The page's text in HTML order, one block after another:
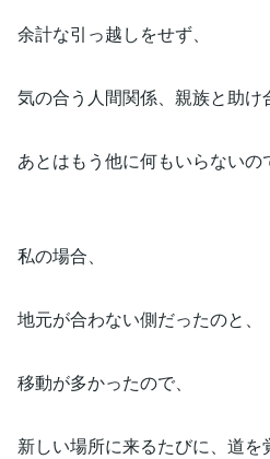
余計な引っ越しをせず、
気の合う人間関係、親族と助け
あとはもう他に何もいらないの
私の場合、
地元が合わない側だったのと、
移動が多かったので、
新しい場所に来るたびに、道を